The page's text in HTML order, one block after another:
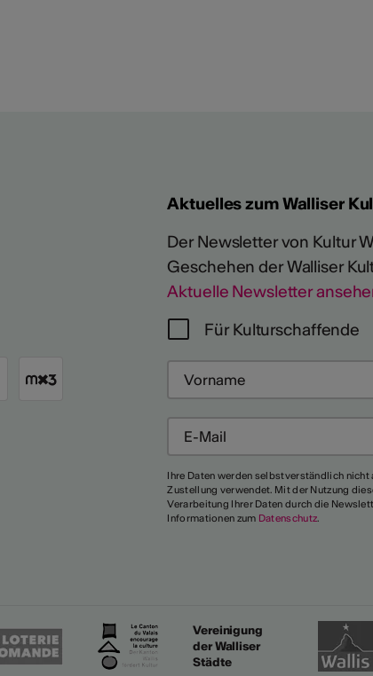
Aktuelles zum Walliser
Der Newsletter von Kultur
Geschehen der Walliser
Aktuelle Newsletter
Für Kulturschaffende
Ihre Daten werden selbstverständlich
Zustellung verwendet. Mit der Nutzung
Verarbeitung Ihrer Daten durch die
Informationen zum Datenschutz.
Vereinigung
der Walliser
Städte